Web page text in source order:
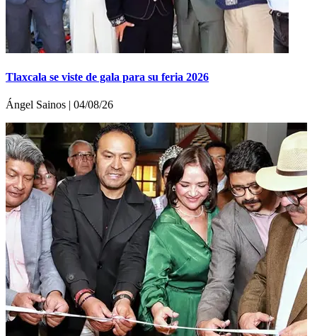
Tlaxcala se viste de gala para su feria 2026
Ángel Sainos | 04/08/26